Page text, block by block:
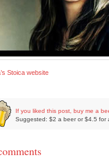
Stoica website
If you liked this post, buy me a
Suggested: $2 a beer or $4.5 for